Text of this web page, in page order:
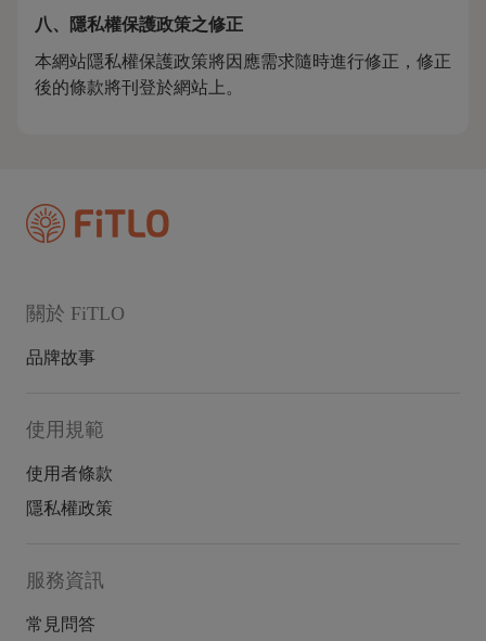
八、隱私權保護政策之修正
本網站隱私權保護政策將因應需求隨時進行修正，修正
後的條款將刊登於網站上。
關於 FiTLO
品牌故事
使用規範
使用者條款
隱私權政策
服務資訊
常見問答